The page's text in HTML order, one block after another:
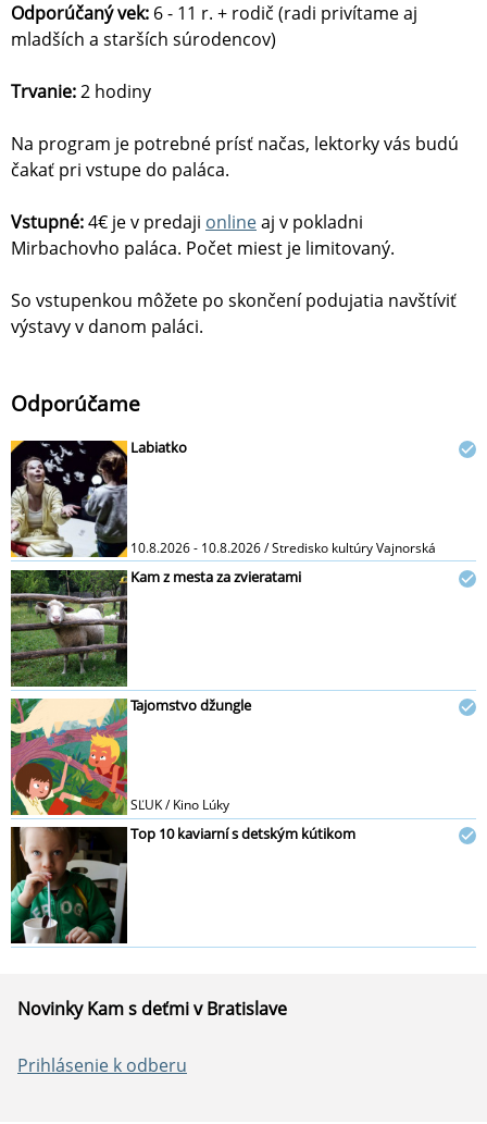
Odporúčaný vek: 6 - 11 r. + rodič (radi privítame aj
mladších a starších súrodencov)
Trvanie:2 hodiny
Na program je potrebné prísť načas, lektorky vás budú
čakať pri vstupe do paláca.
Vstupné:4€ je v predaji onlineaj v pokladni
Mirbachovho paláca. Počet miest je limitovaný.
So vstupenkou môžete po skončení podujatia navštíviť
výstavy v danom paláci.
Odporúčame
Labiatko
10.8.2026 - 10.8.2026 / Stredisko kultúry Vajnorská
Kam z mesta za zvieratami
Tajomstvo džungle
SĽUK / Kino Lúky
Top 10 kaviarní s detským kútikom
Novinky Kam s deťmi v Bratislave
Prihlásenie k odberu